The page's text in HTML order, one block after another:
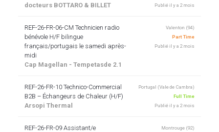
docteurs BOTTARO & BILLET
Publié il y a 2 mois
REF-26-FR-06-CM Technicien radio
bénévole H/F bilingue
français/portugais le samedi après-
midi
Cap Magellan - Tempetasde 2.1
Valenton (94)
Part Time
Publié il y a 2 mois
REF-26-FR-10 Technico-Commercial
B2B – Échangeurs de Chaleur (H/F)
Arsopi Thermal
Portugal (Vale de Cambra)
Full Time
Publié il y a 2 mois
REF-26-FR-09 Assistant/e
Montrouge (92)